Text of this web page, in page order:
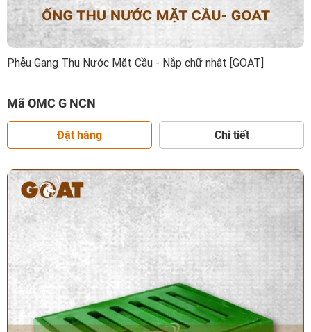
Phễu Gang Thu Nước Mặt Cầu - Nắp chữ nhật [GOAT]
Mã OMC G NCN
Đặt hàng Chi tiết